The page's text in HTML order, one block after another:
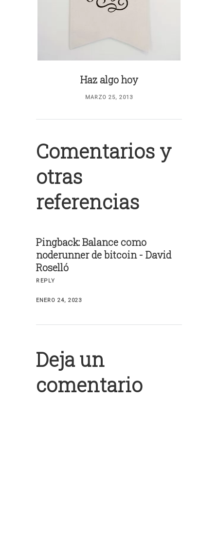
Haz algo hoy
MARZO 25, 2013
Comentarios y
otras
referencias
Pingback:Balance como
noderunner de bitcoin - David
Roselló
REPLY
ENERO 24, 2023
Deja un
comentario